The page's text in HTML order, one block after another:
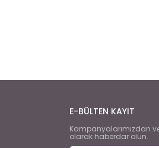
E-BÜLTEN KAYIT
Kampanyalarımızdan
olarak haberdar olun.